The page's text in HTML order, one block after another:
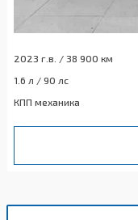
2023 г.в. / 38 900 км
1.6 л / 90 лс
КПП механика